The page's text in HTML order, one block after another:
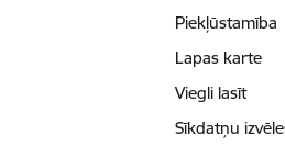
Piekļūstamība
Lapas karte
Viegli lasīt
Sīkdatņu